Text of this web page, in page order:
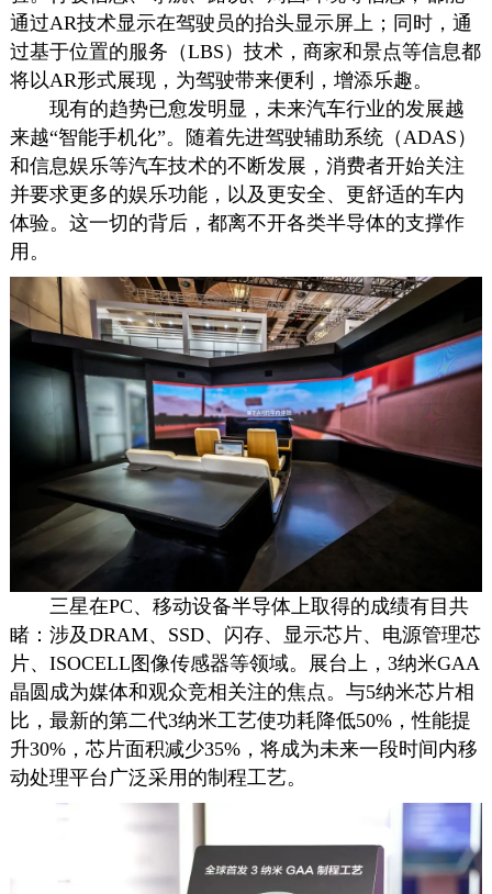
通过AR技术显示在驾驶员的抬头显示屏上；同时，通
过基于位置的服务（LBS）技术，商家和景点等信息都
将以AR形式展现，为驾驶带来便利，增添乐趣。
现有的趋势已愈发明显，未来汽车行业的发展越
来越“智能手机化”。随着先进驾驶辅助系统（ADAS）
和信息娱乐等汽车技术的不断发展，消费者开始关注
并要求更多的娱乐功能，以及更安全、更舒适的车内
体验。这一切的背后，都离不开各类半导体的支撑作
用。
三星在PC、移动设备半导体上取得的成绩有目共
睹：涉及DRAM、SSD、闪存、显示芯片、电源管理芯
片、ISOCELL图像传感器等领域。展台上，3纳米GAA
晶圆成为媒体和观众竞相关注的焦点。与5纳米芯片相
比，最新的第二代3纳米工艺使功耗降低50%，性能提
升30%，芯片面积减少35%，将成为未来一段时间内移
动处理平台广泛采用的制程工艺。